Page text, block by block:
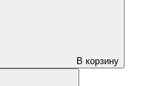
В корзину